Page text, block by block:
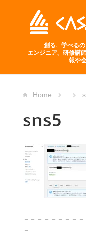
創る、学べるの
エンジニア、研修講
報や
Home
sns5
－－－－－－－－
－